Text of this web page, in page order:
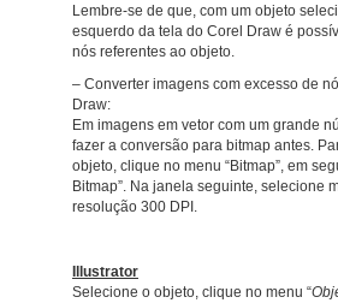
Lembre-se de que, com um objeto
esquerdo da tela do Corel Draw é
nós referentes ao objeto.
– Converter imagens com excesso de
Draw:
Em imagens em vetor com um grande
fazer a conversão para bitmap antes.
objeto, clique no menu “Bitmap”, em
Bitmap”. Na janela seguinte, selecione
resolução 300 DPI.
Illustrator
Selecione o objeto, clique no menu “